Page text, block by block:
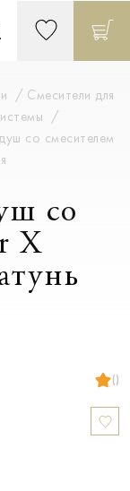
Смесители для
со смесителем
со
X
()